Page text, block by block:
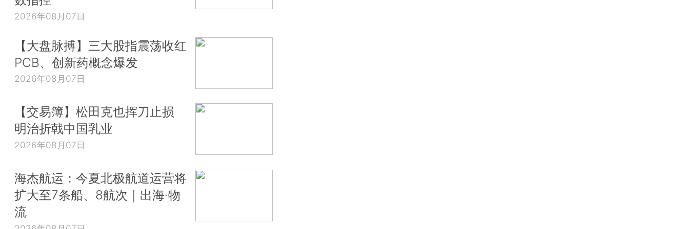
2026年08月07日
【大盘脉搏】三大股指震荡收红
PCB、创新药概念爆发
2026年08月07日
【交易簿】松田克也挥刀止损
明治折戟中国乳业
2026年08月07日
海杰航运：今夏北极航道运营将
扩大至7条船、8航次｜出海·物
流